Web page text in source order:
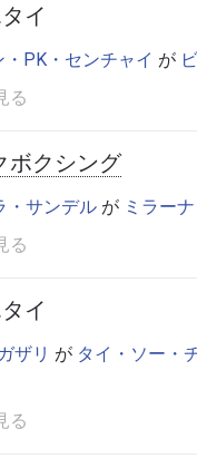
イ
PK・センチャイ が
る
ボクシング
・サンデル が ミラー
る
イ
ザリ が タイ・ソー・
る